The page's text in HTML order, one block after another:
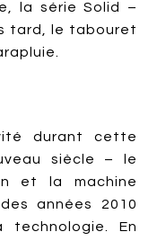
la série Solid –
tard, le tabouret
durant cette
siècle – le
et la machine
années 2010
technologie. En